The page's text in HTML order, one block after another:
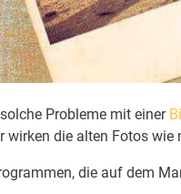
Probleme mit einer
die alten Fotos wie
die auf dem